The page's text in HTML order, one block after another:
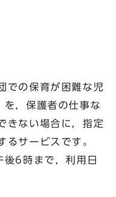
での保育が困難な児
，保護者の仕事な
きない場合に，指定
るサービスです。
後6時まで，利用日